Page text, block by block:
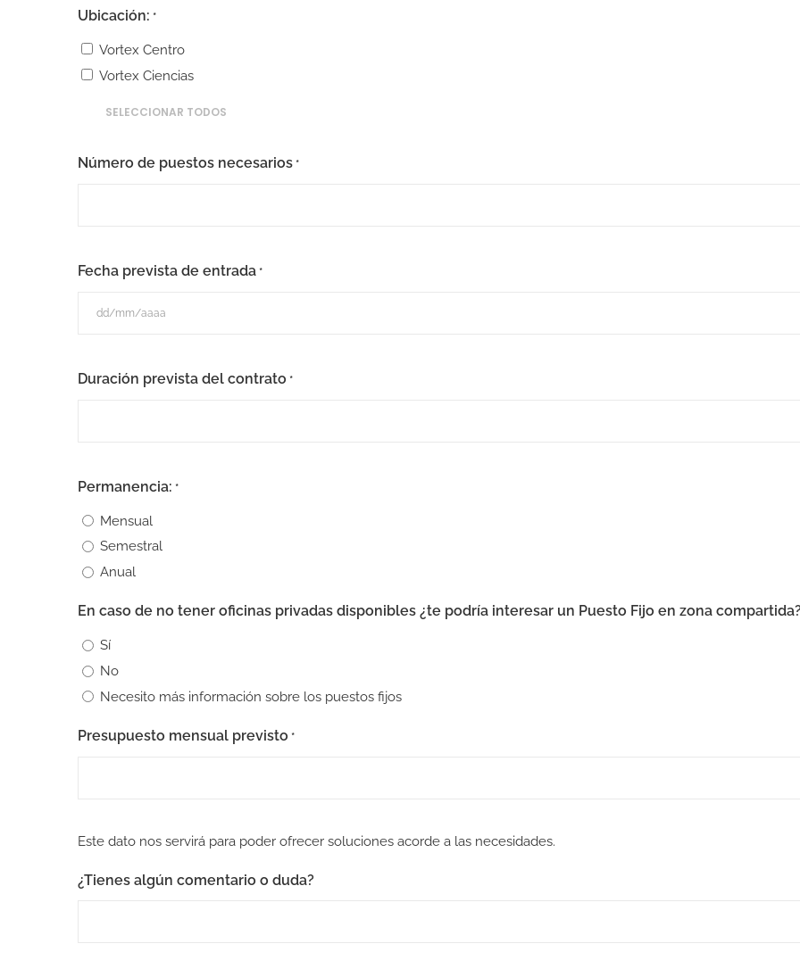
Ubicación: *
Vortex Centro
Vortex Ciencias
SELECCIONAR TODOS
Número de puestos necesarios *
Fecha prevista de entrada *
MM
Duración prevista del contrato *
Permanencia: *
Mensual
Semestral
Anual
En caso de no tener oficinas privadas disponibles ¿te podría interesar un Puesto Fijo en zona
Sí
No
Necesito más información sobre los puestos fijos
Presupuesto mensual previsto *
Este dato nos servirá para poder ofrecer soluciones acorde a las necesidades.
¿Tienes algún comentario o duda?